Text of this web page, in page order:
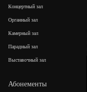
Концертный зал
Органный зал
Камерный зал
Парадный зал
Выставочный зал
Абонементы